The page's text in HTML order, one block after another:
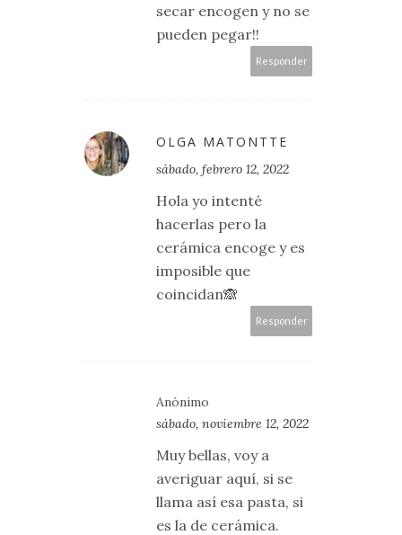
secar encogen y no se
pueden pegar!!
Responder
OLGA MATONTTE
sábado, febrero 12, 2022
Hola yo intenté
hacerlas pero la
cerámica encoge y es
imposible que
coincidan🙈
Responder
Anónimo
sábado, noviembre 12, 2022
Muy bellas, voy a
averiguar aquí, si se
llama así esa pasta, si
es la de cerámica.